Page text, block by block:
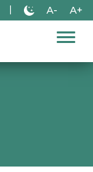
A- A+